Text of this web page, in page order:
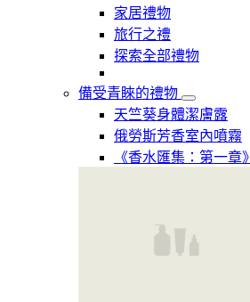
家居禮物
旅行之禮
探索全部禮物
備受青睞的禮物
天竺葵身體潔膚露
俄勞斯芳香室內噴霧
《香水匯集：第一章》​